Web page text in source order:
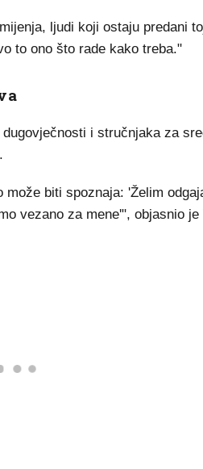
ljudi koji ostaju predani
to ono što rade kako treba."
i stručnjaka za
biti spoznaja: 'Želim
vezano za mene'", objasnio je